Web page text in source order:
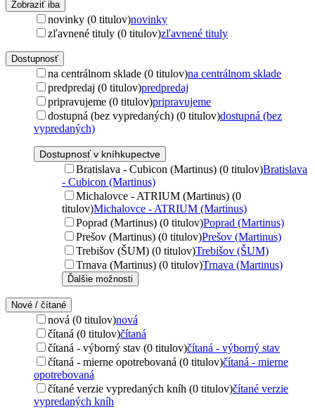
Zobraziť iba
novinky (0 titulov)novinky
zľavnené tituly (0 titulov)zľavnené tituly
Dostupnosť
na centrálnom sklade (0 titulov)na centrálnom sklade
predpredaj (0 titulov)predpredaj
pripravujeme (0 titulov)pripravujeme
dostupná (bez vypredaných) (0 titulov)dostupná (bez
vypredaných)
Dostupnosť v kníhkupectve
Bratislava - Cubicon (Martinus) (0 titulov)Bratislava
- Cubicon (Martinus)
Michalovce - ATRIUM (Martinus) (0
titulov)Michalovce - ATRIUM (Martinus)
Poprad (Martinus) (0 titulov)Poprad (Martinus)
Prešov (Martinus) (0 titulov)Prešov (Martinus)
Trebišov (ŠUM) (0 titulov)Trebišov (ŠUM)
Trnava (Martinus) (0 titulov)Trnava (Martinus)
Ďalšie možnosti
Nové / čítané
nová (0 titulov)nová
čítaná (0 titulov)čítaná
čítaná - výborný stav (0 titulov)čítaná - výborný stav
čítaná - mierne opotrebovaná (0 titulov)čítaná - mierne
opotrebovaná
čítané verzie vypredaných kníh (0 titulov)čítané verzie
vypredaných kníh